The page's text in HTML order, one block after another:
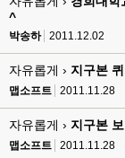
^
박송하 2011.12.02
자유롭게 › 지구본
맵소프트 2011.11.28
자유롭게 › 지구본
맵소프트 2011.11.28